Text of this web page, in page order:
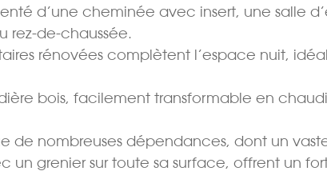
d’une cheminée avec insert, une salle
rez-de-chaussée.
rénovées complètent l’espace nuit,
bois, facilement transformable en
de nombreuses dépendances, dont un
un grenier sur toute sa surface, offrent un